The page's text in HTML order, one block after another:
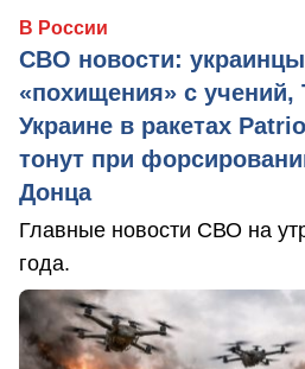
В России
СВО новости: украинцы
«похищения» с учений,
Украине в ракетах
тонут при
Донца
Главные новости СВО на
года.